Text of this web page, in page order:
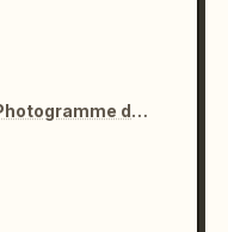
Image cinématographique / Photogramme de film